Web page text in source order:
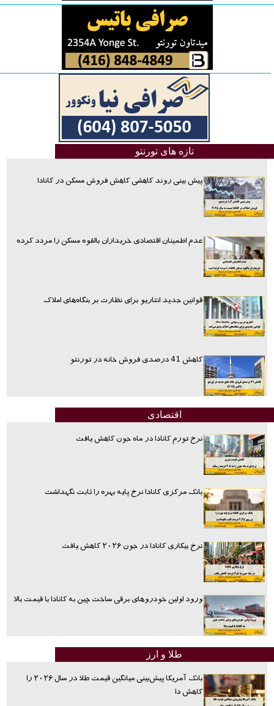
تازه های تورنتو
پیش بینی روند کاهشی کاهش فروش مسکن در کانادا
عدم اطمینان اقتصادی خریداران بالقوه مسکن را مردد کرده
قوانین جدید انتاریو برای نظارت بر بنگاه‌های املاک
کاهش 41 درصدی فروش خانه در تورنتو
اقتصادی
نرخ تورم کانادا در ماه جون کاهش یافت
بانک مرکزی کانادا نرخ پایه بهره را ثابت نگهداشت
نرخ بیکاری کانادا در جون ۲۰۲۶ کاهش یافت
ورود اولین خودروهای برقی ساخت چین به کانادا با قیمت بالا
طلا و ارز
بانک آمریکا پیش‌بینی میانگین قیمت طلا در سال ۲۰۲۶ را
کاهش دا